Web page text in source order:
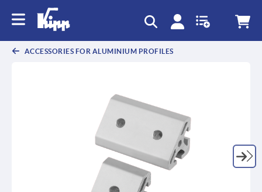
ACCESSORIES FOR ALUMINIUM PROFILES